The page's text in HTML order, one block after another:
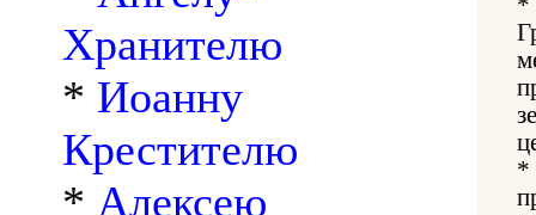
Хранителю
* Иоанну
Крестителю
* Алексею
*